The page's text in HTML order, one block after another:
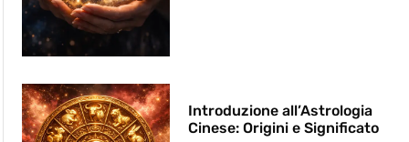
Introduzione all’Astrologia
Cinese: Origini e Significato